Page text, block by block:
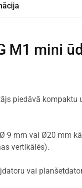
M1 mini
piedāvā kompaktu
9 mm vai Ø20 mm
vertikālēs).
vai